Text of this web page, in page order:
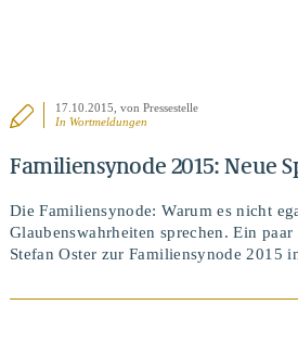
17.10.2015 , von Pressestelle
InWortmeldungen
Familiensynode 2015: Neue
Die Familiensynode: Warum es nicht
Glaubenswahrheiten sprechen. Ein
Stefan Oster zur Familiensynode 2015